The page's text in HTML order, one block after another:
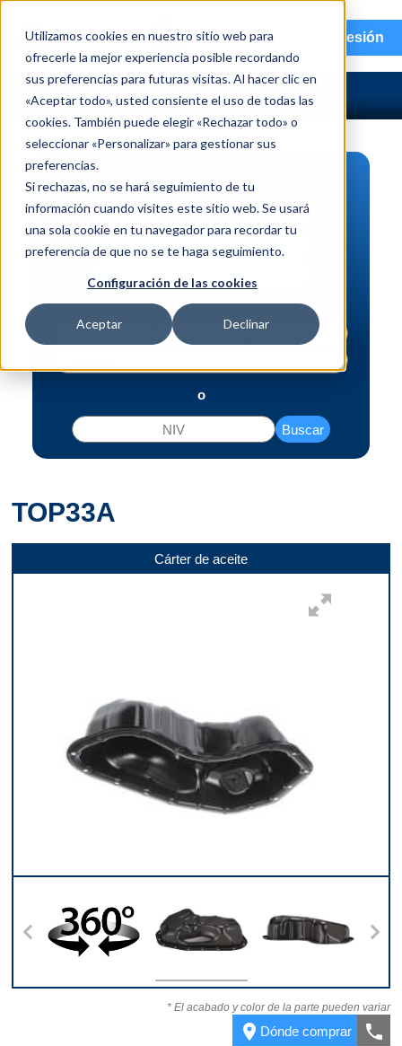
Utilizamos cookies en nuestro sitio web para
ofrecerle la mejor experiencia posible recordando
sus preferencias para futuras visitas. Al hacer clic en
«Aceptar todo», usted consiente el uso de todas las
cookies. También puede elegir «Rechazar todo» o
seleccionar «Personalizar» para gestionar sus
preferencias.
Si rechazas, no se hará seguimiento de tu
información cuando visites este sitio web. Se usará
una sola cookie en tu navegador para recordar tu
preferencia de que no se te haga seguimiento.
Configuración de las cookies
Aceptar Declinar
menu Iniciar sesión
BÚSQUEDA DE PIEZAS
Vehículo | NIV
Pieza | N.º de intercambio
o
Buscar
TOP33A
Cárter de aceite
Parte superior Parte trasera
* El acabado y color de la parte pueden variar
place Dónde comprar call